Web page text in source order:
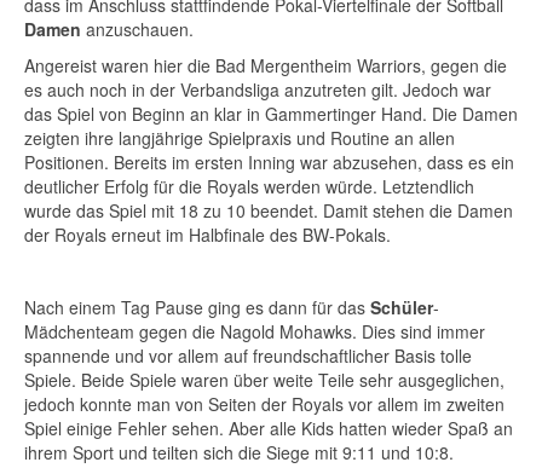
dass im Anschluss stattfindende Pokal-Viertelfinale der Softball
Damen anzuschauen.
Angereist waren hier die Bad Mergentheim Warriors, gegen die
es auch noch in der Verbandsliga anzutreten gilt. Jedoch war
das Spiel von Beginn an klar in Gammertinger Hand. Die Damen
zeigten ihre langjährige Spielpraxis und Routine an allen
Positionen. Bereits im ersten Inning war abzusehen, dass es ein
deutlicher Erfolg für die Royals werden würde. Letztendlich
wurde das Spiel mit 18 zu 10 beendet. Damit stehen die Damen
der Royals erneut im Halbfinale des BW-Pokals.
Nach einem Tag Pause ging es dann für das Schüler-
Mädchenteam gegen die Nagold Mohawks. Dies sind immer
spannende und vor allem auf freundschaftlicher Basis tolle
Spiele. Beide Spiele waren über weite Teile sehr ausgeglichen,
jedoch konnte man von Seiten der Royals vor allem im zweiten
Spiel einige Fehler sehen. Aber alle Kids hatten wieder Spaß an
ihrem Sport und teilten sich die Siege mit 9:11 und 10:8.